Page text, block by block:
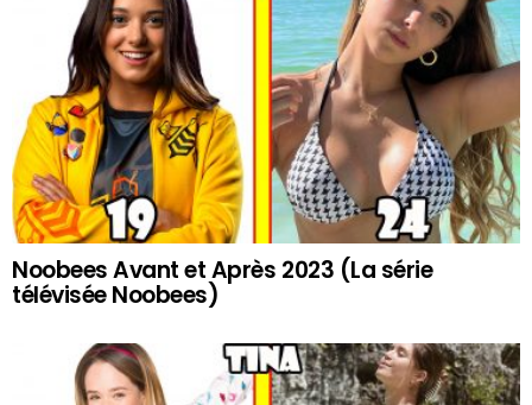
Noobees Avant et Après 2023 (La série
télévisée Noobees)